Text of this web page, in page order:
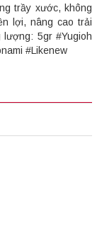
trầy xước, không
lợi, nâng cao trải
lượng: 5gr #Yugioh
#Likenew